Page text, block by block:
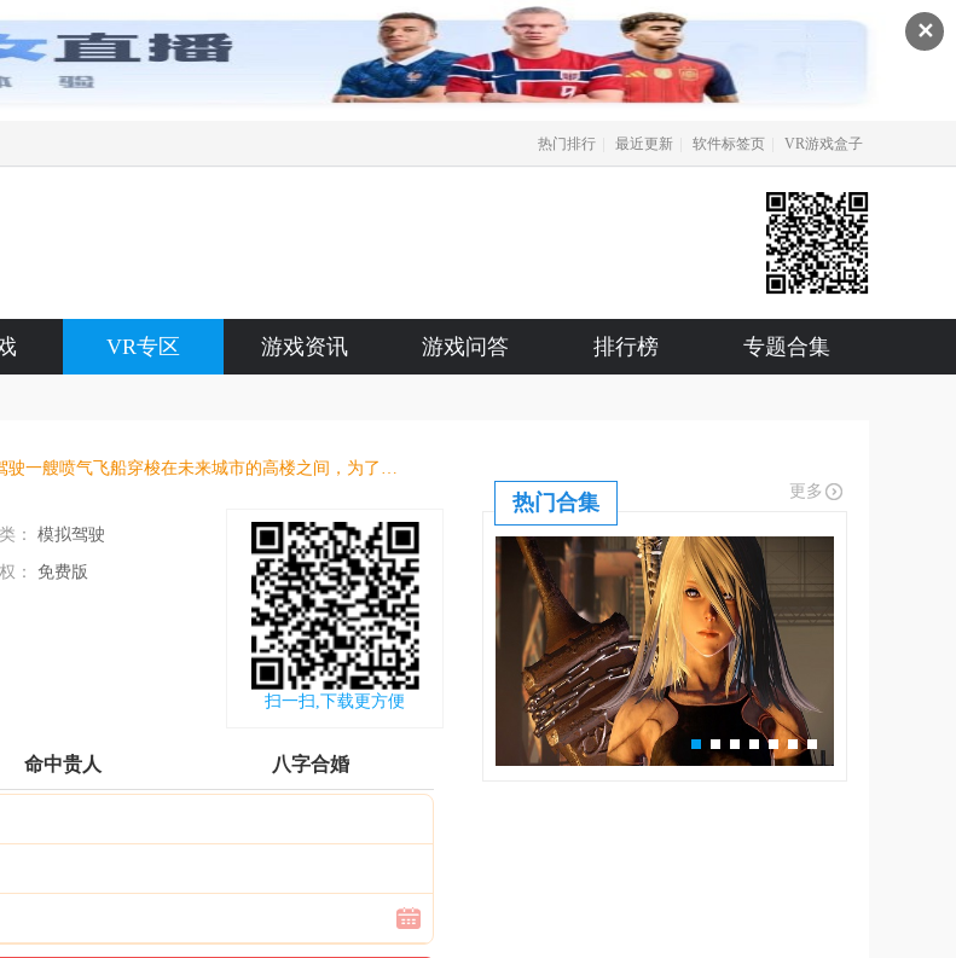
✕
热门排行 最近更新 软件标签页 VR游戏盒子
VR专区 游戏资讯 游戏问答 排行榜 专题合集
该作取材于经典的街机式飞行题材，在游戏中玩家将驾驶一艘喷气飞船穿梭在未来城市的高楼之间，为了获得更高的分数，玩家们应当尽可能多地跟随标记的踪迹。
： 模拟驾驶
： 免费版
扫一扫,下载更方便
命中贵人 八字合婚
热门合集 更多